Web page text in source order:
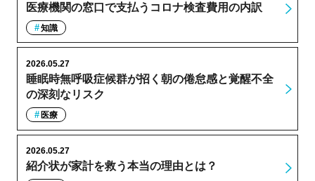
医療機関の窓口で支払うコロナ検査費用の内訳
知識
睡眠時無呼吸症候群が招く朝の倦怠感と覚醒不全
の深刻なリスク
2026.05.27
医療
紹介状が家計を救う本当の理由とは？
2026.05.27